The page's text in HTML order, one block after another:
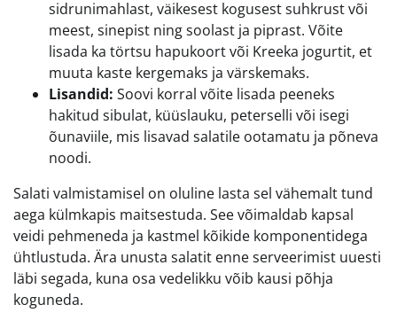
sidrunimahlast, väikesest kogusest suhkrust või
meest, sinepist ning soolast ja piprast. Võite
lisada ka törtsu hapukoort või Kreeka jogurtit, et
muuta kaste kergemaks ja värskemaks.
Lisandid: Soovi korral võite lisada peeneks
hakitud sibulat, küüslauku, peterselli või isegi
õunaviile, mis lisavad salatile ootamatu ja põneva
noodi.
Salati valmistamisel on oluline lasta sel vähemalt tund
aega külmkapis maitsestuda. See võimaldab kapsal
veidi pehmeneda ja kastmel kõikide komponentidega
ühtlustuda. Ära unusta salatit enne serveerimist uuesti
läbi segada, kuna osa vedelikku võib kausi põhja
koguneda.